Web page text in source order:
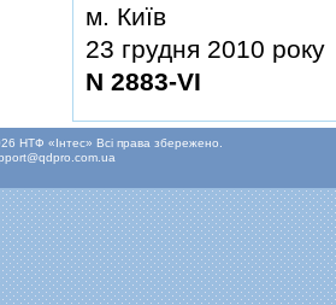
м. Київ
23 грудня 2010 року
N 2883-VI
НТФ «Інтес» Всі права збережено.